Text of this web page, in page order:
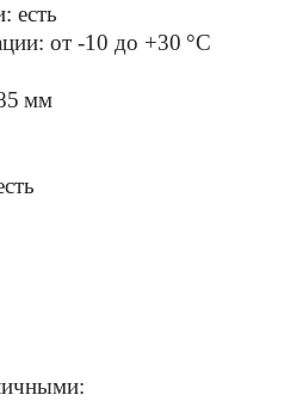
есть
от -10 до +30 °С
мм